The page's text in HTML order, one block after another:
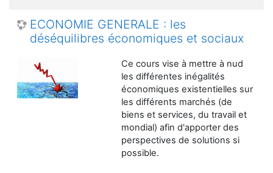
ECONOMIE GENERALE : les
déséquilibres économiques et sociaux
Ce cours vise à mettre à nud
les différentes inégalités
économiques existentielles sur
les différents marchés (de
biens et services, du travail et
mondial) afin d'apporter des
perspectives de solutions si
possible.